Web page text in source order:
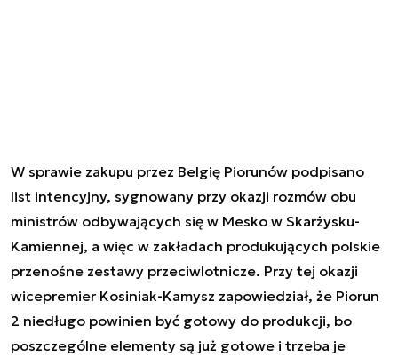
W sprawie zakupu przez Belgię Piorunów podpisano
list intencyjny, sygnowany przy okazji rozmów obu
ministrów odbywających się w Mesko w Skarżysku-
Kamiennej, a więc w zakładach produkujących polskie
przenośne zestawy przeciwlotnicze. Przy tej okazji
wicepremier Kosiniak-Kamysz zapowiedział, że Piorun
2 niedługo powinien być gotowy do produkcji, bo
poszczególne elementy są już gotowe i trzeba je